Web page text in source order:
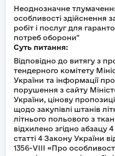
Неоднозначне
особливості здійснення
робіт і послуг для
потреб оборони"
Суть питання:
Відповідно до витягу з
тендерного комітету
України та інформації
порушення з сайту
України, цінову
щодо закупівлі штанів
літнього польового з
відхилено згідно абзацу
статті 4 Закону України
1356-VІІI «Про